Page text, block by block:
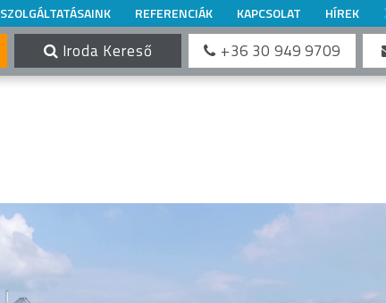
SZOLGÁLTATÁSAINK REFERENCIÁK KAPCSOLAT HÍREK
Iroda Kereső +36 30 949 9709